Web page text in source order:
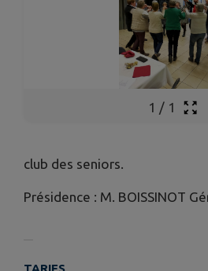
1 / 1
club des seniors.
Présidence : M. BOISSINOT
TARIFS